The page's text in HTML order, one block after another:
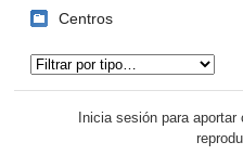
Centros
Inicia sesión para